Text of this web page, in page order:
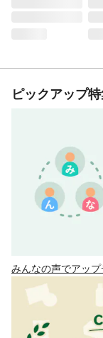
ピックアップ
みんなの声でアッ